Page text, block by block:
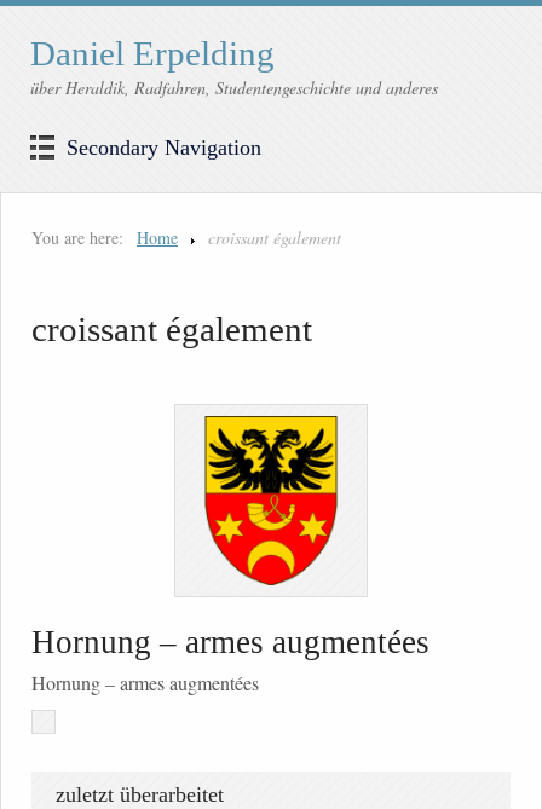
Daniel Erpelding
über Heraldik, Radfahren, Studentengeschichte und anderes
Secondary Navigation
You are here: Home croissant également
croissant également
Hornung – armes augmentées
Hornung – armes augmentées
zuletzt überarbeitet